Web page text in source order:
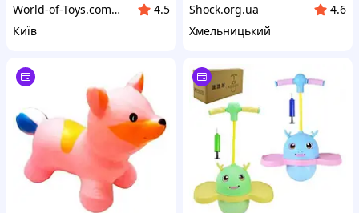
World-of-Toys.com.ua
4.5
Київ
Shock.org.ua
4.6
Хмельницький